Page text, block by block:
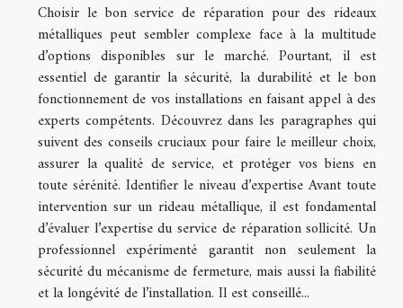
Choisir le bon service de réparation pour des rideaux
métalliques peut sembler complexe face à la multitude
d’options disponibles sur le marché. Pourtant, il est
essentiel de garantir la sécurité, la durabilité et le bon
fonctionnement de vos installations en faisant appel à des
experts compétents. Découvrez dans les paragraphes qui
suivent des conseils cruciaux pour faire le meilleur choix,
assurer la qualité de service, et protéger vos biens en
toute sérénité. Identifier le niveau d’expertise Avant toute
intervention sur un rideau métallique, il est fondamental
d’évaluer l’expertise du service de réparation sollicité. Un
professionnel expérimenté garantit non seulement la
sécurité du mécanisme de fermeture, mais aussi la fiabilité
et la longévité de l’installation. Il est conseillé...